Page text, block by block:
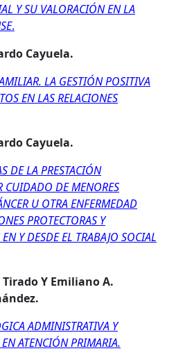
Y SU VALORACIÓN EN LA
.
Cayuela.
LA GESTIÓN POSITIVA
EN LAS RELACIONES
Cayuela.
DE LA PRESTACIÓN
CUIDADO DE MENORES
U OTRA ENFERMEDAD
PROTECTORAS Y
Y DESDE EL TRABAJO SOCIAL
Y Emiliano A.
ADMINISTRATIVA Y
ATENCIÓN PRIMARIA.